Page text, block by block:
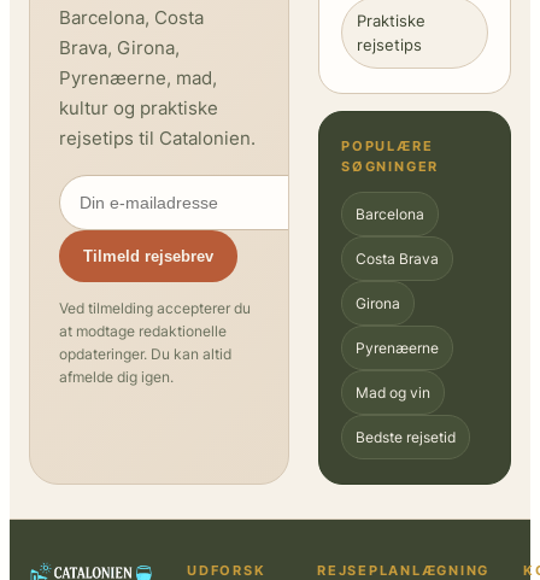
Barcelona, Costa
Brava, Girona,
Pyrenæerne, mad,
kultur og praktiske
rejsetips til Catalonien.
Tilmeld rejsebrev
Ved tilmelding accepterer du
at modtage redaktionelle
opdateringer. Du kan altid
afmelde dig igen.
Praktiske
rejsetips
POPULÆRE
SØGNINGER
Barcelona
Costa Brava
Girona
Pyrenæerne
Mad og vin
Bedste rejsetid
UDFORSK
REJSEPLANLÆGNING